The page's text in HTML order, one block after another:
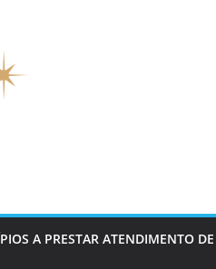
A PRESTAR ATENDIMENTO